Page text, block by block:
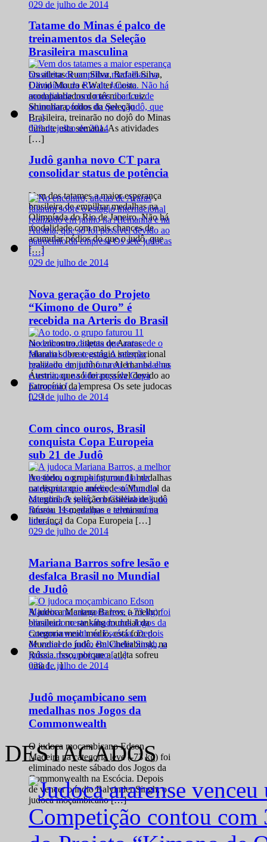
029 de julho de 2014
Tatame do Minas é palco de
treinamentos da Seleção
Brasileira masculina
Os atletas Ruan Silva, Rafael Silva,
David Moura e Walter Costa
acompanhados do técnico Luiz
Shinohara, todos da Seleção
Brasileira, treinarão no dojô do Minas
durante esta semana. As atividades
[…]
029 de julho de 2014
Judô ganha novo CT para
consolidar status de potência
Vem dos tatames a maior esperança
brasileira de empilhar medalhas na
Olimpíada do Rio de Janeiro. Não há
modalidade com mais chances de
acumular pódios do que o judô, que
[…]
029 de julho de 2014
Nova geração do Projeto
“Kimono de Ouro” é
recebida na Arteris do Brasil
No encontro, atletas de Araras
falaram sobre o estágio internacional
realizado em junho na Alemanha e na
Áustria, que só foi possível devido ao
patrocínio da empresa Os sete judocas
[…]
029 de julho de 2014
Com cinco ouros, Brasil
conquista Copa Europeia
sub 21 de Judô
Ao todo, o grupo faturou 11 medalhas
na disputa que antecede o Mundial da
categoria A seleção brasileira de judô
faturou 11 medalhas e terminou na
liderança da Copa Europeia […]
029 de julho de 2014
Mariana Barros sofre lesão e
desfalca Brasil no Mundial
de Judô
A judoca Mariana Barros, a melhor
brasileira no ranking mundial da
categoria meio médio, está fora do
Mundial de judô, em Cheliabinsk, na
Rússia. Isso, porque a atleta sofreu
uma […]
028 de julho de 2014
Judô moçambicano sem
medalhas nos Jogos da
Commonwealth
O judoca moçambicano Edson
Madeira na categoria leve (-73 kg) foi
eliminado neste sábado dos Jogos da
Commonwealth na Escócia. Depois
de vencer o índio Balvinder Singh, o
judoca moçambicano […]
DESTACADOS